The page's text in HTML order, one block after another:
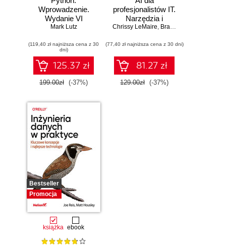
Wprowadzenie.
Wydanie VI
Mark Lutz
(119,40 zł najniższa cena z 30
dni)
125.37 zł
199.00zł (-37%)
profesjonalistów IT.
Narzędzia i
techniki
produktywność
Chrissy LeMaire, Brandon Abshire
(77,40 zł najniższa cena z 30 dni)
81.27 zł
129.00zł (-37%)
Bestseller
Promocja
książka ebook